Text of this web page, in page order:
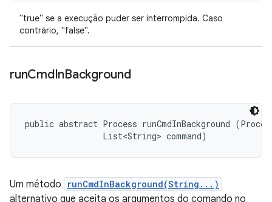
"true" se a execução puder ser interrompida. Caso
contrário, "false".
runCmdInBackground
public abstract Process runCmdInBackground
                List<String> command)
Um método runCmdInBackground(String...)
alternativo que aceita os argumentos do comando no